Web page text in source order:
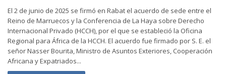
El 2 de junio de 2025 se firmó en Rabat el acuerdo de sede entre el
Reino de Marruecos y la Conferencia de La Haya sobre Derecho
Internacional Privado (HCCH), por el que se estableció la Oficina
Regional para África de la HCCH. El acuerdo fue firmado por S. E. el
señor Nasser Bourita, Ministro de Asuntos Exteriores, Cooperación
Africana y Expatriados...